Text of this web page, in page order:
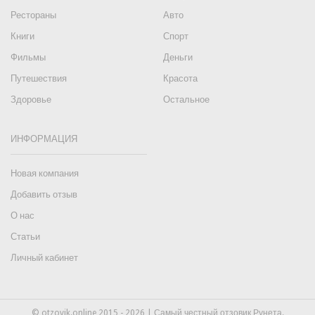
Рестораны
Авто
Книги
Спорт
Фильмы
Деньги
Путешествия
Красота
Здоровье
Остальное
ИНФОРМАЦИЯ
Новая компания
Добавить отзыв
О нас
Статьи
Личный кабинет